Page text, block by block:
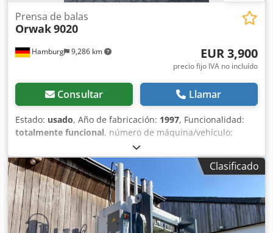
Hamburg 9,286 km
Prensa de balas
Orwak9020
EUR 3,900
precio fijo IVA no incluído
Consultar Llamar
Estado: usado, Año de fabricación: 1997, Funcionalidad:
totalmente funcional, número de máquina/vehículo:
, Esta prensa de balas
multicámara compacta una amplia variedad de materiales.
Esta prensa de carga superior es ideal para papel,
plástico, latas de metal y envases de plástico. Dodpfxozr
Hxzo Accekr
Clasificado